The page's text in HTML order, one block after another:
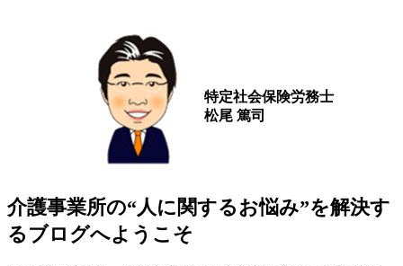
特定社会保険労務士
松尾 篤司
介護事業所の“人に関するお悩み”を解決す
るブログへようこそ